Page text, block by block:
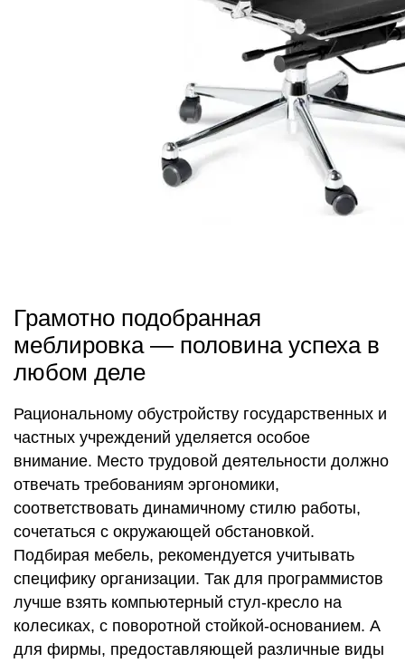
Грамотно подобранная
меблировка ― половина успеха в
любом деле
Рациональному обустройству государственных и
частных учреждений уделяется особое
внимание. Место трудовой деятельности должно
отвечать требованиям эргономики,
соответствовать динамичному стилю работы,
сочетаться с окружающей обстановкой.
Подбирая мебель, рекомендуется учитывать
специфику организации. Так для программистов
лучше взять компьютерный стул-кресло на
колесиках, с поворотной стойкой-основанием. А
для фирмы, предоставляющей различные виды